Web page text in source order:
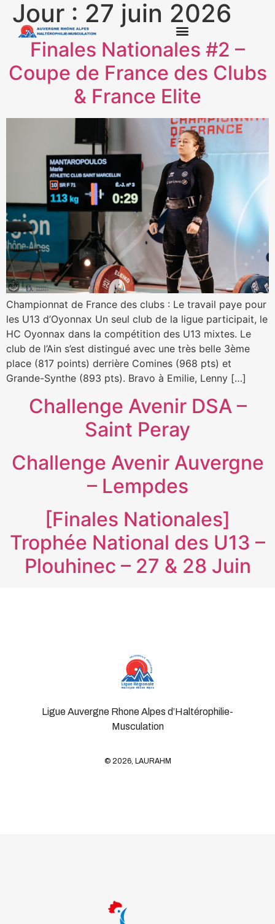
Jour : 27 juin 2026
Finales Nationales #2 –
Coupe de France des Clubs
& France Elite
Championnat de France des clubs : Le travail paye pour
les U13 d’Oyonnax Un seul club de la ligue participait, le
HC Oyonnax dans la compétition des U13 mixtes. Le
club de l’Ain s’est distingué avec une très belle 3ème
place (817 points) derrière Comines (968 pts) et
Grande-Synthe (893 pts). Bravo à Emilie, Lenny […]
Challenge Avenir DSA –
Saint Peray
Challenge Avenir Auvergne
– Lempdes
[Finales Nationales]
Trophée National des U13 –
Plouhinec – 27 & 28 Juin
Ligue Auvergne Rhone Alpes d’Haltérophilie-
Musculation
© 2026, LAURAHM